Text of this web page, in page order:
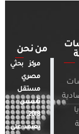
من نحن
مركز بحثي
مصري
مستقل
تأسس
2018.
يعتمد على